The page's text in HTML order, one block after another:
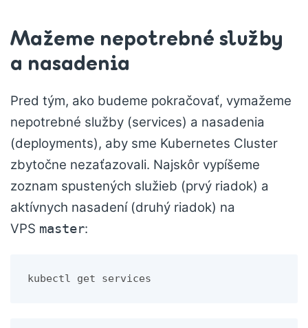
Mažeme nepotrebné služby
a nasadenia
Pred tým, ako budeme pokračovať, vymažeme
nepotrebné služby (services) a nasadenia
(deployments), aby sme Kubernetes Cluster
zbytočne nezaťazovali. Najskôr vypíšeme
zoznam spustených služieb (prvý riadok) a
aktívnych nasadení (druhý riadok) na
VPS master:
kubectl get services